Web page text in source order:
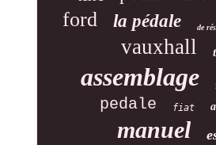
ford la pédale de
vauxhall
assemblage
pedale fiat
manuel